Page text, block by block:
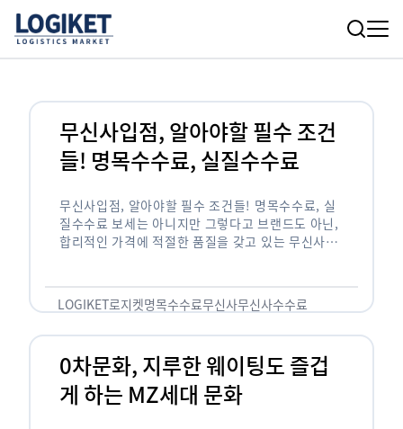
무신사입점, 알아야할 필수 조건
들! 명목수수료, 실질수수료
무신사입점, 알아야할 필수 조건들! 명목수수료, 실
질수수료 보세는 아니지만 그렇다고 브랜드도 아닌,
합리적인 가격에 적절한 품질을 갖고 있는 무신사!
LOGIKET로지켓명목수수료무신사무신사수수료
0차문화, 지루한 웨이팅도 즐겁
게 하는 MZ세대 문화